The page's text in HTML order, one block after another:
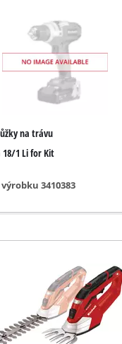
na trávu
18/1 Li for Kit
3410383